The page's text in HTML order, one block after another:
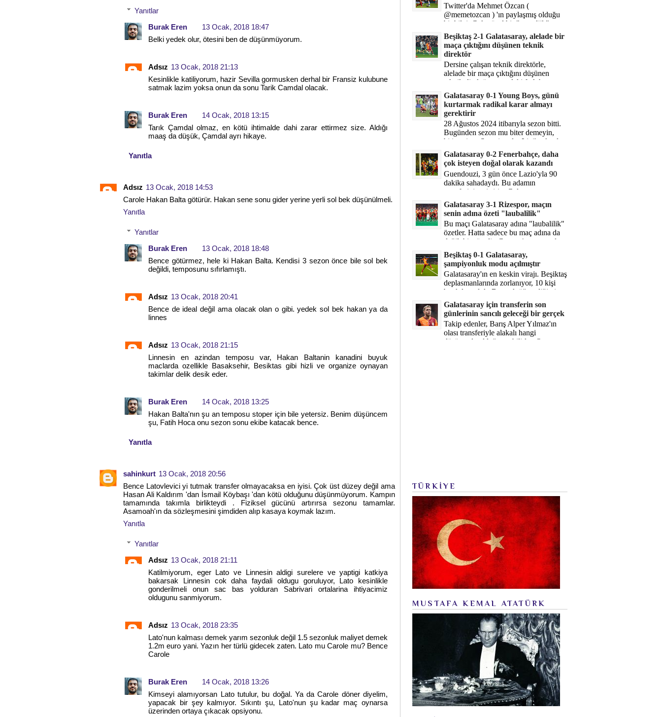
Yanıtlar
Burak Eren
13 Ocak, 2018 18:47
Belki yedek olur, ötesini ben de düşünmüyorum.
Adsız 13 Ocak, 2018 21:13
Kesinlikle katiliyorum, hazir Sevilla gormusken derhal bir Fransiz kulubune
satmak lazim yoksa onun da sonu Tarik Camdal olacak.
Burak Eren
14 Ocak, 2018 13:15
Tarık Çamdal olmaz, en kötü ihtimalde dahi zarar ettirmez size. Aldığı
maaş da düşük, Çamdal ayrı hikaye.
Yanıtla
Adsız 13 Ocak, 2018 14:53
Carole Hakan Balta götürür. Hakan sene sonu gider yerine yerli sol bek düşünülmeli.
Yanıtla
Yanıtlar
Burak Eren
13 Ocak, 2018 18:48
Bence götürmez, hele ki Hakan Balta. Kendisi 3 sezon önce bile sol bek
değildi, temposunu sıfırlamıştı.
Adsız 13 Ocak, 2018 20:41
Bence de ideal değil ama olacak olan o gibi. yedek sol bek hakan ya da
linnes
Adsız 13 Ocak, 2018 21:15
Linnesin en azindan temposu var, Hakan Baltanin kanadini buyuk
maclarda ozellikle Basaksehir, Besiktas gibi hizli ve organize oynayan
takimlar delik desik eder.
Burak Eren
14 Ocak, 2018 13:25
Hakan Balta'nın şu an temposu stoper için bile yetersiz. Benim düşüncem
şu, Fatih Hoca onu sezon sonu ekibe katacak bence.
Yanıtla
sahinkurt 13 Ocak, 2018 20:56
Bence Latovlevici yi tutmak transfer olmayacaksa en iyisi. Çok üst düzey değil ama
Hasan Ali Kaldırım 'dan İsmail Köybaşı 'dan kötü olduğunu düşünmüyorum. Kampın
tamamında takımla birlikteydi . Fiziksel gücünü artırırsa sezonu tamamlar.
Asamoah'ın da sözleşmesini şimdiden alıp kasaya koymak lazım.
Yanıtla
Yanıtlar
Adsız 13 Ocak, 2018 21:11
Katilmiyorum, eger Lato ve Linnesin aldigi surelere ve yaptigi katkiya
bakarsak Linnesin cok daha faydali oldugu goruluyor, Lato kesinlikle
gonderilmeli onun sac bas yolduran Sabrivari ortalarina ihtiyacimiz
oldugunu sanmiyorum.
Adsız 13 Ocak, 2018 23:35
Lato'nun kalması demek yarım sezonluk değil 1.5 sezonluk maliyet demek
1.2m euro yani. Yazın her türlü gidecek zaten. Lato mu Carole mu? Bence
Carole
Burak Eren
14 Ocak, 2018 13:26
Kimseyi alamıyorsan Lato tutulur, bu doğal. Ya da Carole döner diyelim,
yapacak bir şey kalmıyor. Sıkıntı şu, Lato'nun şu kadar maç oynarsa
üzerinden ortaya çıkacak opsiyonu.
Twitter'da Mehmet Özcan (
@memetozcan ) 'ın paylaşmış olduğu
bir bilgi. Çok güzel bir "nostaljik" pas
diyelim. Kasımpaşa...
Beşiktaş 2-1 Galatasaray, alelade bir
maça çıktığını düşünen teknik
direktör
Dersine çalışan teknik direktörle,
alelade bir maça çıktığını düşünen
teknik direktör arasındaki fark bu
işte. Solskjaer'in çalıştığı de...
Galatasaray 0-1 Young Boys, günü
kurtarmak radikal karar almayı
gerektirir
28 Ağustos 2024 itibarıyla sezon bitti.
Bugünden sezon mu biter demeyin,
bitiyor işte. Şampiyonlar Ligi'ne katılım
hakkı senin misyonun ...
Galatasaray 0-2 Fenerbahçe, daha
çok isteyen doğal olarak kazandı
Guendouzi, 3 gün önce Lazio'yla 90
dakika sahadaydı. Bu adamın
transferini yetiştirip, Galatasaray
karşısında 11 oynamasını sağlıyorsun....
Galatasaray 3-1 Rizespor, maçın
senin adına özeti "laubalilik"
Bu maçı Galatasaray adına "laubalilik"
özetler. Hatta sadece bu maç adına da
değil, bir süredir. Geçen 4 maçta sadece
1 gol yedin ...
Beşiktaş 0-1 Galatasaray,
şampiyonluk modu açılmıştır
Galatasaray'ın en keskin virajı. Beşiktaş
deplasmanlarında zorlanıyor, 10 kişi
bırakılıyorduk. Bu artık öğrendiğimiz
bir gerçek. Sane...
Galatasaray için transferin son
günlerinin sancılı geleceği bir gerçek
Takip edenler, Barış Alper Yılmaz'ın
olası transferiyle alakalı hangi
düşüncede olduğumu bilirler. O
TÜRKİYE
MUSTAFA KEMAL ATATÜRK